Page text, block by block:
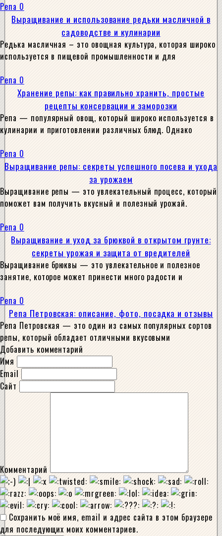
Репа 0
Выращивание и использование редьки масличной в
садоводстве и кулинарии
Редька масличная – это овощная культура, которая широко
используется в пищевой промышленности и для
Репа 0
Хранение репы: как правильно хранить, простые
рецепты консервации и заморозки
Репа — популярный овощ, который широко используется в
кулинарии и приготовлении различных блюд. Однако
Репа 0
Выращивание репы: секреты успешного посева и ухода
за урожаем
Выращивание репы — это увлекательный процесс, который
поможет вам получить вкусный и полезный урожай.
Репа 0
Выращивание и уход за брюквой в открытом грунте:
секреты урожая и защита от вредителей
Выращивание брюквы — это увлекательное и полезное
занятие, которое может принести много радости и
Репа 0
Репа Петровская: описание, фото, посадка и отзывы
Репа Петровская — это один из самых популярных сортов
репы, который обладает отличными вкусовыми
Добавить комментарий
Имя
Email
Сайт
Комментарий
Сохранить моё имя, email и адрес сайта в этом браузере
для последующих моих комментариев.